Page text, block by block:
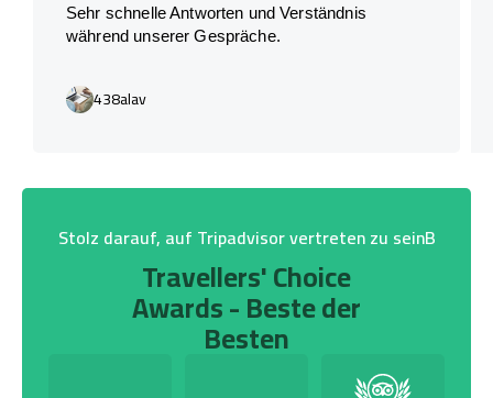
Sehr schnelle Antworten und Verständnis
während unserer Gespräche.
438alav
Stolz darauf, auf Tripadvisor vertreten zu seinB
Travellers' Choice
Awards - Beste der
Besten